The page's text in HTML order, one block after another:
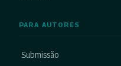
PARA AUTORES
Submissão